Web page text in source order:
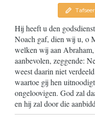
Tafseer
Hij heeft u den
Noach gaf, dien wij u, o
welken wij aan
aanbevolen, zeggende:
weest daarin niet
waartoe gij hen
ongeloovigen. God zal
en hij zal door die